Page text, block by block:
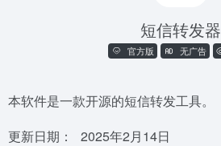
短信转发器
官方版 无广告
本软件是一款开源的短信转发工具。
更新日期：
2025年2月14日